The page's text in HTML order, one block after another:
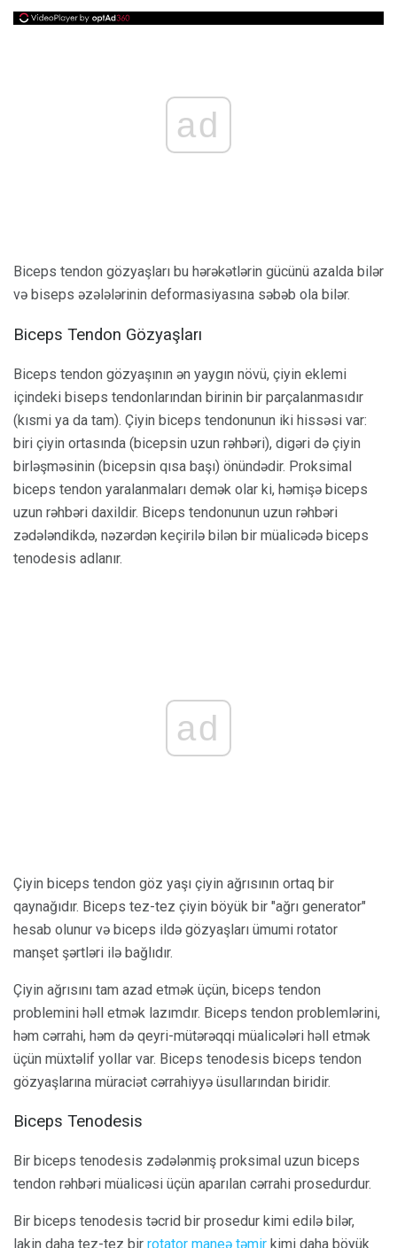
ad
Biceps tendon gözyaşları bu hərəkətlərin gücünü azalda bilər
və biseps əzələlərinin deformasiyasına səbəb ola bilər.
Biceps Tendon Gözyaşları
Biceps tendon gözyaşının ən yaygın növü, çiyin eklemi
içindeki biseps tendonlarından birinin bir parçalanmasıdır
(kısmi ya da tam). Çiyin biceps tendonunun iki hissəsi var:
biri çiyin ortasında (bicepsin uzun rəhbəri), digəri də çiyin
birləşməsinin (bicepsin qısa başı) önündədir. Proksimal
biceps tendon yaralanmaları demək olar ki, həmişə biceps
uzun rəhbəri daxildir. Biceps tendonunun uzun rəhbəri
zədələndikdə, nəzərdən keçirilə bilən bir müalicədə biceps
tenodesis adlanır.
ad
Çiyin biceps tendon göz yaşı çiyin ağrısının ortaq bir
qaynağıdır. Biceps tez-tez çiyin böyük bir "ağrı generator"
hesab olunur və biceps ildə gözyaşları ümumi rotator
manşet şərtləri ilə bağlıdır.
Çiyin ağrısını tam azad etmək üçün, biceps tendon
problemini həll etmək lazımdır. Biceps tendon problemlərini,
həm cərrahi, həm də qeyri-mütərəqqi müalicələri həll etmək
üçün müxtəlif yollar var. Biceps tenodesis biceps tendon
gözyaşlarına müraciət cərrahiyyə üsullarından biridir.
Biceps Tenodesis
Bir biceps tenodesis zədələnmiş proksimal uzun biceps
tendon rəhbəri müalicəsi üçün aparılan cərrahi prosedurdur.
Bir biceps tenodesis təcrid bir prosedur kimi edilə bilər,
lakin daha tez-tez bir rotator maneə təmir kimi daha böyük